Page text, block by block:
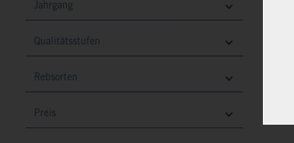
Jahrgang
Qualitätsstufen
Rebsorten
Preis